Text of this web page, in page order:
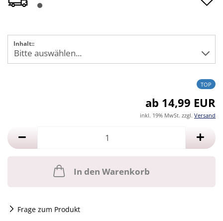
Inhalt::
TOP
ab 14,99 EUR
inkl. 19% MwSt. zzgl. Versand
In den Warenkorb
Frage zum Produkt